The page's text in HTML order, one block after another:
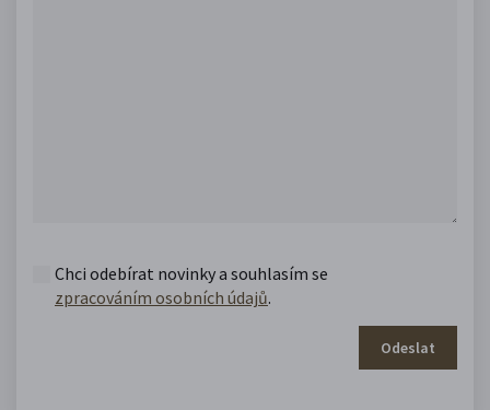
Chci odebírat novinky a souhlasím se
zpracováním osobních údajů.
Odeslat